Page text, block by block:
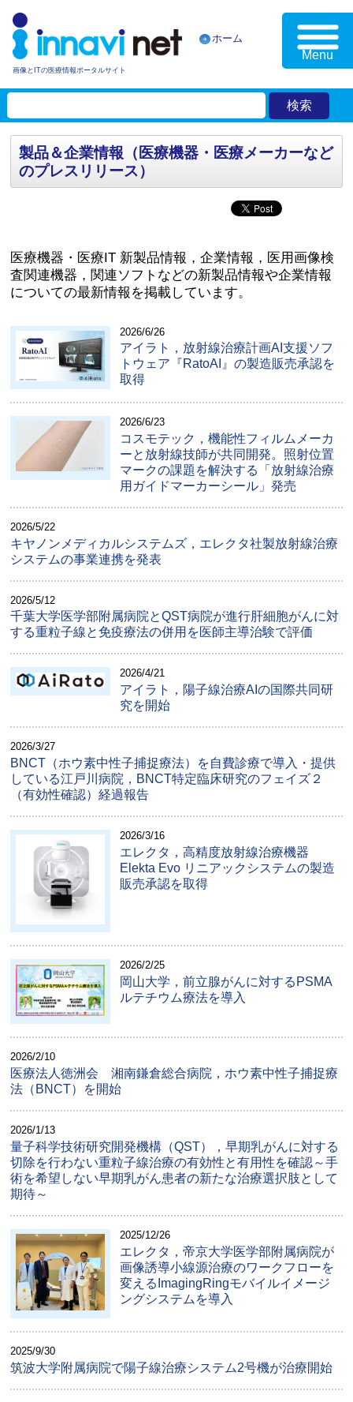
画像とITの医療情報ポータルサイト
ホーム
Menu
製品＆企業情報（医療機器・医療メーカーなど
のプレスリリース）
医療機器・医療IT 新製品情報，企業情報，医用画像検
査関連機器，関連ソフトなどの新製品情報や企業情報
についての最新情報を掲載しています。
2026/6/26
アイラト，放射線治療計画AI支援ソフ
トウェア『RatoAI』の製造販売承認を
取得
2026/6/23
コスモテック，機能性フィルムメーカ
ーと放射線技師が共同開発。照射位置
マークの課題を解決する「放射線治療
用ガイドマーカーシール」発売
2026/5/22
キヤノンメディカルシステムズ，エレクタ社製放射線治療
システムの事業連携を発表
2026/5/12
千葉大学医学部附属病院とQST病院が進行肝細胞がんに対
する重粒子線と免疫療法の併用を医師主導治験で評価
2026/4/21
アイラト，陽子線治療AIの国際共同研
究を開始
2026/3/27
BNCT（ホウ素中性子捕捉療法）を自費診療で導入・提供
している江戸川病院，BNCT特定臨床研究のフェイズ２
（有効性確認）経過報告
2026/3/16
エレクタ，高精度放射線治療機器
Elekta Evo リニアックシステムの製造
販売承認を取得
2026/2/25
岡山大学，前立腺がんに対するPSMA
ルテチウム療法を導入
2026/2/10
医療法人徳洲会 湘南鎌倉総合病院，ホウ素中性子捕捉療
法（BNCT）を開始
2026/1/13
量子科学技術研究開発機構（QST），早期乳がんに対する
切除を行わない重粒子線治療の有効性と有用性を確認～手
術を希望しない早期乳がん患者の新たな治療選択肢として
期待～
2025/12/26
エレクタ，帝京大学医学部附属病院が
画像誘導小線源治療のワークフローを
変えるImagingRingモバイルイメージ
ングシステムを導入
2025/9/30
筑波大学附属病院で陽子線治療システム2号機が治療開始